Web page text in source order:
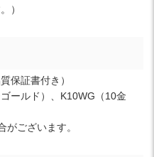
）
保証書付き）
ールド）、K10WG（10金
ございます。